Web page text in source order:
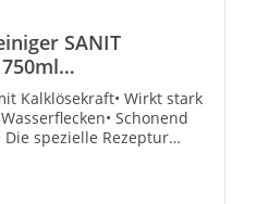
SANIT
Kalklösekraft• Wirkt stark
Schonend
spezielle Rezeptur
entwickelt und empfohlen